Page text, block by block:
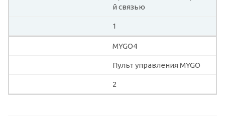
й связью
1
MYGO4
Пульт управления MYGO
2